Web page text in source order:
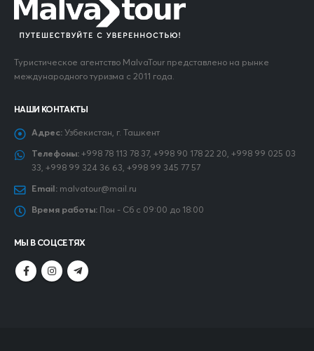
Туристическое агентство MalvaTour представлено на рынке
международного туризма с 2011 года.
НАШИ КОНТАКТЫ
Адрес: Узбекистан, г. Ташкент
Телефоны: +998 78 113 78 37, +998 90 178 22 20, +998 99 025 03
33, +998 99 324 36 63, +998 99 345 77 57
Email: malvatour@mail.ru
Время работы: Пон - Сб с 09:00 до 18:00
МЫ В СОЦСЕТЯХ